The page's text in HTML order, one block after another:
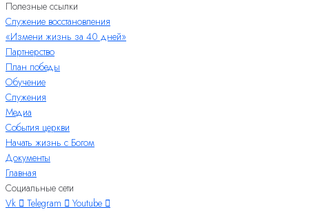
Полезные ссылки
Служение восстановления
«Измени жизнь за 40 дней»
Партнерство
План победы
Обучение
Служения
Медиа
События церкви
Начать жизнь с Богом
Документы
Главная
Социальные сети
Vk
Telegram
Youtube